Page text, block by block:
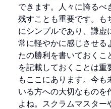
できます。人々に誇るべ
残すことも重要です。も
にシンプルであり、謙虚
常に軽やかに感じさせる
たの勝利を書いておくこ
を記載しておくことは
もここにあります。今
いる方への大切なものを
よね。スクラムマスター